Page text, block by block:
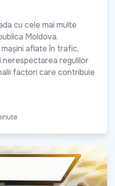
cu cele mai multe
Moldova.
aflate în trafic,
nerespectarea regulilor
factori care contribuie